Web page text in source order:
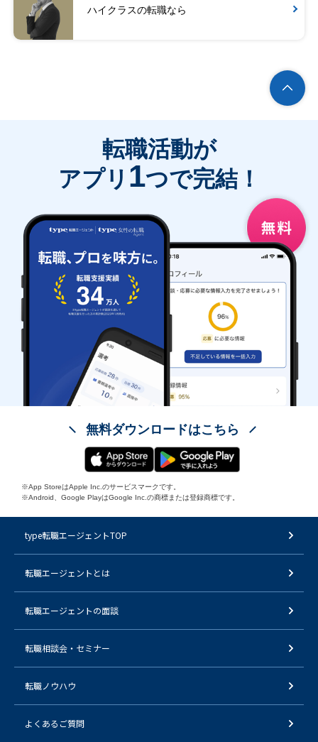
ハイクラスの転職なら
転職活動が
アプリ 1つで完結！
無料ダウンロードはこちら
※App StoreはApple Inc.のサービスマークです。
※Android、Google PlayはGoogle Inc.の商標または登録商標です。
type転職エージェントTOP
転職エージェントとは
転職エージェントの面談
転職相談会・セミナー
転職ノウハウ
よくあるご質問